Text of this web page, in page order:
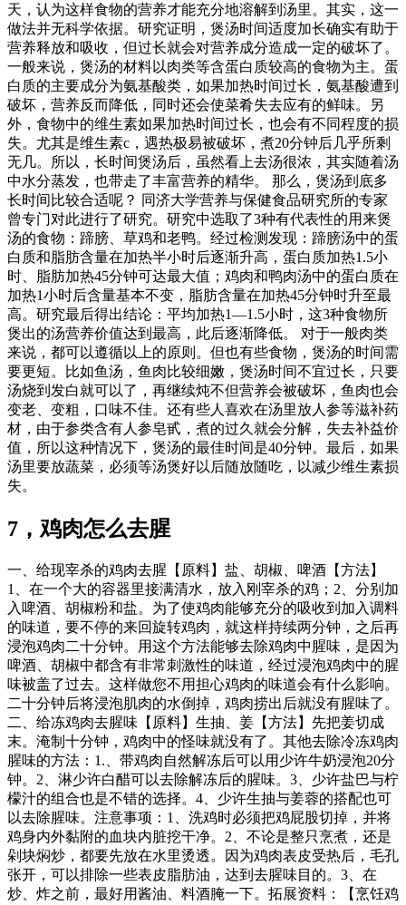
天，认为这样食物的营养才能充分地溶解到汤里。其实，这一
做法并无科学依据。研究证明，煲汤时间适度加长确实有助于
营养释放和吸收，但过长就会对营养成分造成一定的破坏了。
一般来说，煲汤的材料以肉类等含蛋白质较高的食物为主。蛋
白质的主要成分为氨基酸类，如果加热时间过长，氨基酸遭到
破坏，营养反而降低，同时还会使菜肴失去应有的鲜味。另
外，食物中的维生素如果加热时间过长，也会有不同程度的损
失。尤其是维生素c，遇热极易被破坏，煮20分钟后几乎所剩
无几。所以，长时间煲汤后，虽然看上去汤很浓，其实随着汤
中水分蒸发，也带走了丰富营养的精华。 那么，煲汤到底多
长时间比较合适呢？ 同济大学营养与保健食品研究所的专家
曾专门对此进行了研究。研究中选取了3种有代表性的用来煲
汤的食物：蹄膀、草鸡和老鸭。经过检测发现：蹄膀汤中的蛋
白质和脂肪含量在加热半小时后逐渐升高，蛋白质加热1.5小
时、脂肪加热45分钟可达最大值；鸡肉和鸭肉汤中的蛋白质在
加热1小时后含量基本不变，脂肪含量在加热45分钟时升至最
高。研究最后得出结论：平均加热1—1.5小时，这3种食物所
煲出的汤营养价值达到最高，此后逐渐降低。 对于一般肉类
来说，都可以遵循以上的原则。但也有些食物，煲汤的时间需
要更短。比如鱼汤，鱼肉比较细嫩，煲汤时间不宜过长，只要
汤烧到发白就可以了，再继续炖不但营养会被破坏，鱼肉也会
变老、变粗，口味不佳。还有些人喜欢在汤里放人参等滋补药
材，由于参类含有人参皂甙，煮的过久就会分解，失去补益价
值，所以这种情况下，煲汤的最佳时间是40分钟。最后，如果
汤里要放蔬菜，必须等汤煲好以后随放随吃，以减少维生素损
失。
7，鸡肉怎么去腥
一、给现宰杀的鸡肉去腥【原料】盐、胡椒、啤酒【方法】
1、在一个大的容器里接满清水，放入刚宰杀的鸡；2、分别加
入啤酒、胡椒粉和盐。为了使鸡肉能够充分的吸收到加入调料
的味道，要不停的来回旋转鸡肉，就这样持续两分钟，之后再
浸泡鸡肉二十分钟。用这个方法能够去除鸡肉中腥味，是因为
啤酒、胡椒中都含有非常刺激性的味道，经过浸泡鸡肉中的腥
味被盖了过去。这样做您不用担心鸡肉的味道会有什么影响。
二十分钟后将浸泡肌肉的水倒掉，鸡肉捞出后就没有腥味了。
二、给冻鸡肉去腥味【原料】生抽、姜【方法】先把姜切成
末。淹制十分钟，鸡肉中的怪味就没有了。其他去除冷冻鸡肉
腥味的方法：1.、带鸡肉自然解冻后可以用少许牛奶浸泡20分
钟。2、淋少许白醋可以去除解冻后的腥味。3、少许盐巴与柠
檬汁的组合也是不错的选择。4、少许生抽与姜蓉的搭配也可
以去除腥味。注意事项：1、洗鸡时必须把鸡屁股切掉，并将
鸡身内外黏附的血块内脏挖干净。2、不论是整只烹煮，还是
剁块焖炒，都要先放在水里烫透。因为鸡肉表皮受热后，毛孔
张开，可以排除一些表皮脂肪油，达到去腥味目的。3、在
炒、炸之前，最好用酱油、料酒腌一下。拓展资料：【烹饪鸡